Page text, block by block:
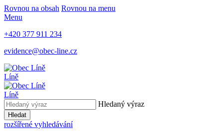
Rovnou na obsah Rovnou na menu
Menu
+420 377 911 234
evidence@obec-line.cz
Líně
Líně
Hledaný výraz
Hledat
rozšířené vyhledávání